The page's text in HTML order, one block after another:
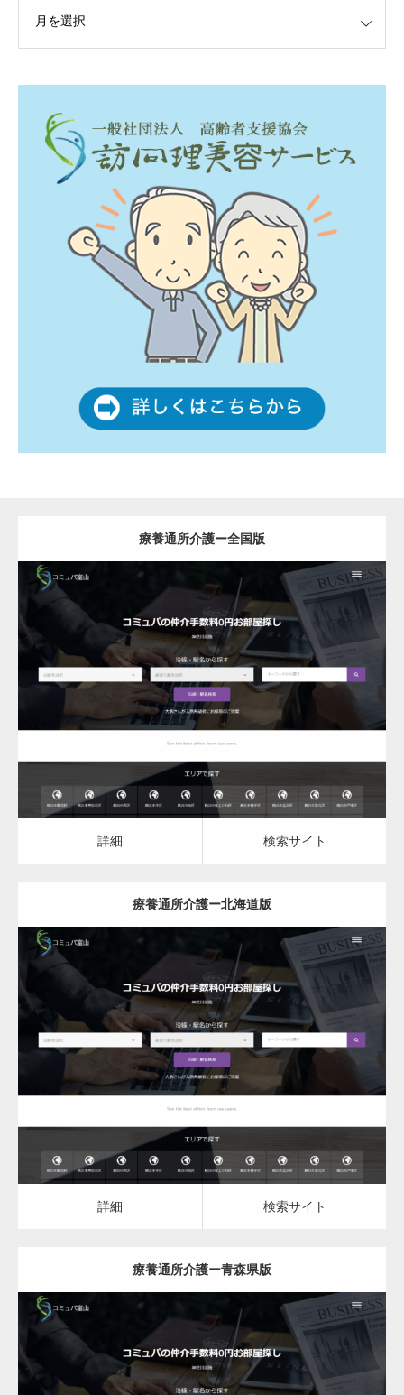
療養通所介護ー全国版
更新日： 2023.03.09
療養通所介護
詳細 検索サイト
詳細 検索サイト
療養通所介護ー北海道版
更新日： 2023.03.09
療養通所介護
詳細 検索サイト
詳細 検索サイト
療養通所介護ー青森県版
更新日： 2023.03.09